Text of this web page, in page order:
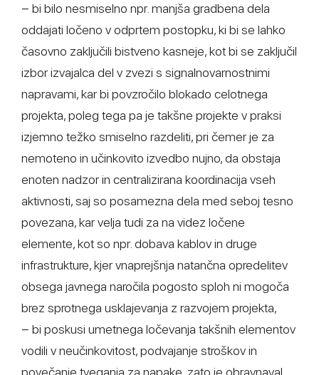
− bi bilo nesmiselno npr. manjša gradbena dela
oddajati ločeno v odprtem postopku, ki bi se lahko
časovno zaključili bistveno kasneje, kot bi se zaključil
izbor izvajalca del v zvezi s signalnovarnostnimi
napravami, kar bi povzročilo blokado celotnega
projekta, poleg tega pa je takšne projekte v praksi
izjemno težko smiselno razdeliti, pri čemer je za
nemoteno in učinkovito izvedbo nujno, da obstaja
enoten nadzor in centralizirana koordinacija vseh
aktivnosti, saj so posamezna dela med seboj tesno
povezana, kar velja tudi za na videz ločene
elemente, kot so npr. dobava kablov in druge
infrastrukture, kjer vnaprejšnja natančna opredelitev
obsega javnega naročila pogosto sploh ni mogoča
brez sprotnega usklajevanja z razvojem projekta,
− bi poskusi umetnega ločevanja takšnih elementov
vodili v neučinkovitost, podvajanje stroškov in
povečanje tveganja za napake, zato je obravnaval